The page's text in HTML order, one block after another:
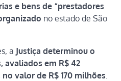
e bens de “prestadores
no estado de São
a Justiça determinou o
avaliados em R$ 42
valor de R$ 170 milhões